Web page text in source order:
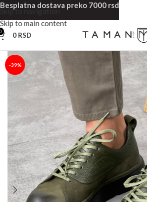
Skip to navigation
Skip to main content
0 RSD
-39%
Besplatna dostava preko 7000 rsd